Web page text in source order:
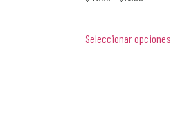
Seleccionar opciones